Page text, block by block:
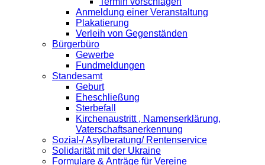
Anmeldung einer Veranstaltung
Plakatierung
Verleih von Gegenständen
Bürgerbüro
Gewerbe
Fundmeldungen
Standesamt
Geburt
Eheschließung
Sterbefall
Kirchenaustritt , Namenserklärung,
Vaterschaftsanerkennung
Sozial-/ Asylberatung/ Rentenservice
Solidarität mit der Ukraine
Formulare & Anträge für Vereine